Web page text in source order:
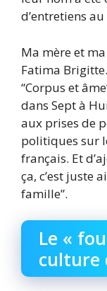
d’entretiens
Ma mère et
Fatima
“Corpus et
dans Sept à
aux prises de
politiques sur
français. Et
ça, c’est juste
famille”.
Le «
culture